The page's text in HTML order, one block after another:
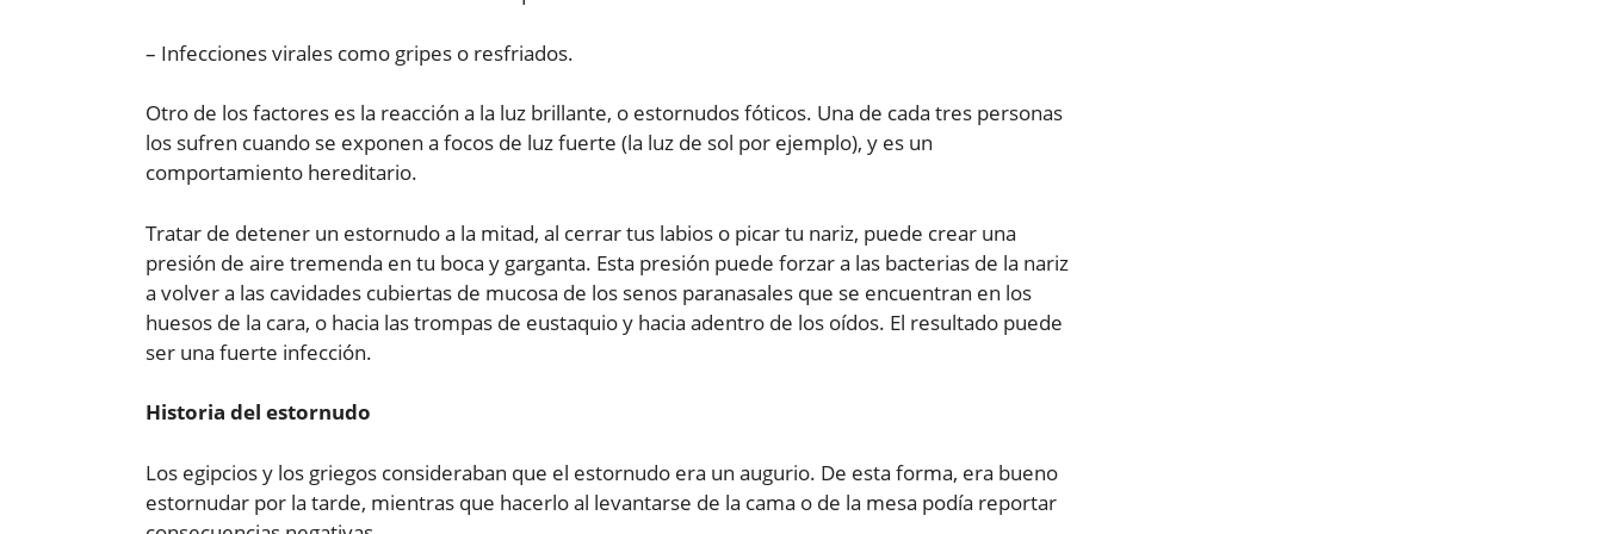
– Infecciones virales como gripes o resfriados.
Otro de los factores es la reacción a la luz brillante, o estornudos fóticos. Una de cada tres personas
los sufren cuando se exponen a focos de luz fuerte (la luz de sol por ejemplo), y es un
comportamiento hereditario.
Tratar de detener un estornudo a la mitad, al cerrar tus labios o picar tu nariz, puede crear una
presión de aire tremenda en tu boca y garganta. Esta presión puede forzar a las bacterias de la nariz
a volver a las cavidades cubiertas de mucosa de los senos paranasales que se encuentran en los
huesos de la cara, o hacia las trompas de eustaquio y hacia adentro de los oídos. El resultado puede
ser una fuerte infección.
Historia del estornudo
Los egipcios y los griegos consideraban que el estornudo era un augurio. De esta forma, era bueno
estornudar por la tarde, mientras que hacerlo al levantarse de la cama o de la mesa podía reportar